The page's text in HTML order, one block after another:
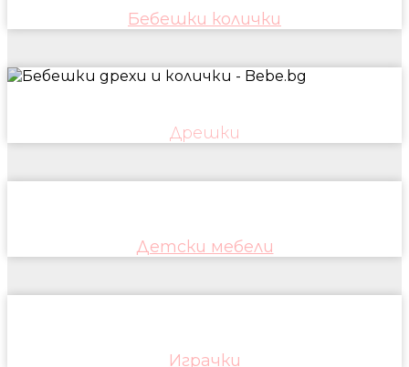
Бебешки колички
Дрешки
Детски мебели
Играчки